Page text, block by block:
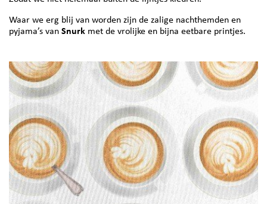
Waar we erg blij van worden zijn de zalige nachthemden en
pyjama’s van Snurk met de vrolijke en bijna eetbare printjes.